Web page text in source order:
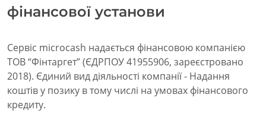
фінансової установи
Сервіс microcash надається фінансовою компанією
ТОВ “Фінтаргет” (ЄДРПОУ 41955906, зареєстровано
2018). Єдиний вид діяльності компанії - Надання
коштів у позику в тому числі на умовах фінансового
кредиту.